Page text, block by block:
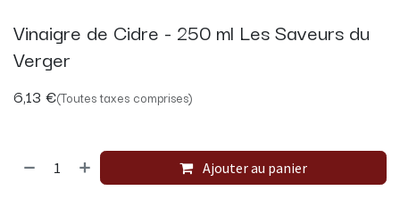
Vinaigre de Cidre - 250 ml Les Saveurs du
Verger
6,13 €(Toutes taxes comprises)
Ajouter au panier